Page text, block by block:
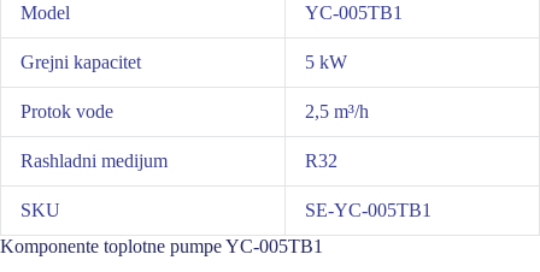
Model YC-005TB1
Grejni kapacitet 5 kW
Protok vode 2,5 m³/h
Rashladni medijum R32
SKU
SE-YC-005TB1
Komponente toplotne pumpe YC-005TB1